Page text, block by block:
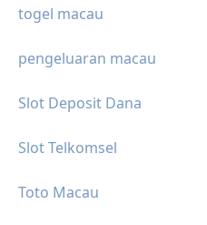
togel macau
pengeluaran macau
Slot Deposit Dana
Slot Telkomsel
Toto Macau